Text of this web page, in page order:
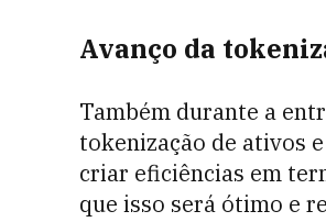
Avanço da
Também durante a
tokenização de ativos
criar eficiências em
que isso será ótimo e